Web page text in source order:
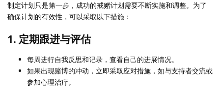
制定计划只是第一步，成功的戒赌计划需要不断实施和调整。为了
确保计划的有效性，可以采取以下措施：
1. 定期跟进与评估
每周进行自我反思和记录，查看自己的进展情况。
如果出现赌博的冲动，立即采取应对措施，如与支持者交流或
参加心理治疗。